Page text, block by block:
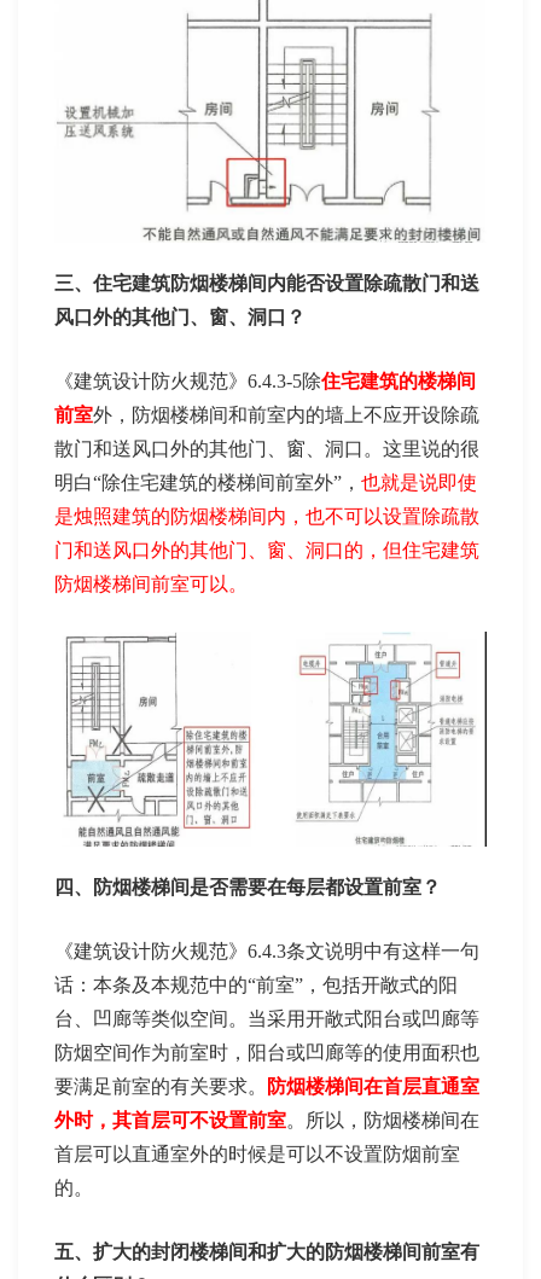
三、住宅建筑防烟楼梯间内能否设置除疏散门和送
风口外的其他门、窗、洞口？
《建筑设计防火规范》6.4.3-5除住宅建筑的楼梯间
前室外，防烟楼梯间和前室内的墙上不应开设除疏
散门和送风口外的其他门、窗、洞口。这里说的很
明白“除住宅建筑的楼梯间前室外”， 也就是说即使
是烛照建筑的防烟楼梯间内，也不可以设置除疏散
门和送风口外的其他门、窗、洞口的，但住宅建筑
防烟楼梯间前室可以。
四、防烟楼梯间是否需要在每层都设置前室？
《建筑设计防火规范》6.4.3条文说明中有这样一句
话：本条及本规范中的“前室”，包括开敞式的阳
台、凹廊等类似空间。当采用开敞式阳台或凹廊等
防烟空间作为前室时，阳台或凹廊等的使用面积也
要满足前室的有关要求。
防烟楼梯间在首层直通室
外时，其首层可不设置前室。所以，防烟楼梯间在
首层可以直通室外的时候是可以不设置防烟前室
的。
五、扩大的封闭楼梯间和扩大的防烟楼梯间前室有